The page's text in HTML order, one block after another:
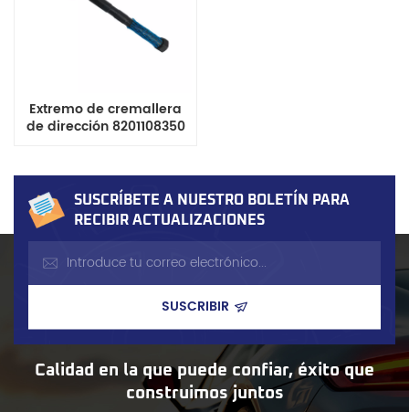
Extremo de cremallera
de dirección 8201108350
Terrano Opel Rekord
SUSCRÍBETE A NUESTRO BOLETÍN PARA
RECIBIR ACTUALIZACIONES
Calidad en la que puede confiar, éxito que
construimos juntos